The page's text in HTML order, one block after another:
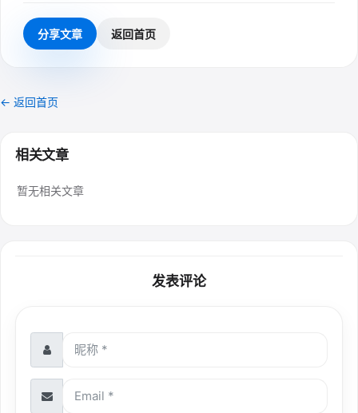
分享文章 返回首页
← 返回首页
相关文章
暂无相关文章
发表评论